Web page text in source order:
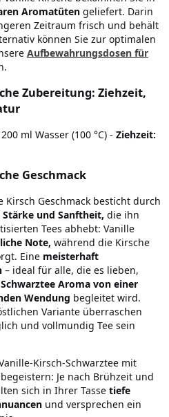
Aromatüten geliefert. Darin
Zeitraum frisch und behält
können Sie zur optimalen
Aufbewahrungsdosen für
Zubereitung: Ziehzeit,
ml Wasser (100 °C) - Ziehzeit:
Geschmack
Kirsch Geschmack besticht durch
Stärke und Sanftheit, die ihn
Tees abhebt: Vanille
Note, während die Kirsche
Eine meisterhaft
– ideal für alle, die es lieben,
Aroma von einer
Wendung begleitet wird.
Variante überraschen
und vollmundig Tee sein
Kirsch-Schwarztee mit
Je nach Brühzeit und
sich in Ihrer Tasse tiefe
und versprechen ein